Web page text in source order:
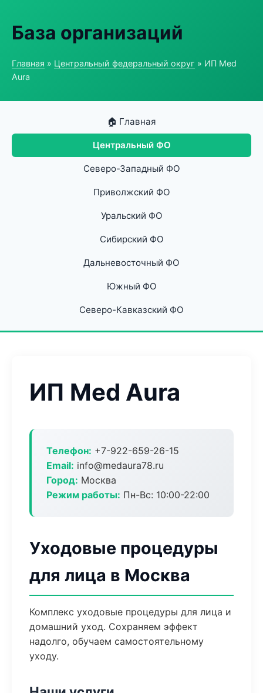
База организаций
Главная » Центральный федеральный округ » ИП Med
Aura
🏠 Главная
Центральный ФО
Северо-Западный ФО
Приволжский ФО
Уральский ФО
Сибирский ФО
Дальневосточный ФО
Южный ФО
Северо-Кавказский ФО
ИП Med Aura
Телефон: +7-922-659-26-15
Email: info@medaura78.ru
Город: Москва
Режим работы: Пн-Вс: 10:00-22:00
Уходовые процедуры
для лица в Москва
Комплекс уходовые процедуры для лица и
домашний уход. Сохраняем эффект
надолго, обучаем самостоятельному
уходу.